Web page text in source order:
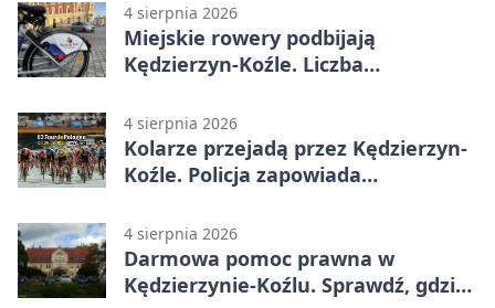
4 sierpnia 2026
Miejskie rowery podbijają
Kędzierzyn-Koźle. Liczba
4 sierpnia 2026
Kolarze przejadą przez Kędzierzyn-
Koźle. Policja zapowiada
4 sierpnia 2026
Darmowa pomoc prawna w
Kędzierzynie-Koźlu. Sprawdź, gdzie